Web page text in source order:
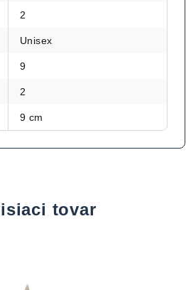
2
Unisex
9
2
9 cm
tovar